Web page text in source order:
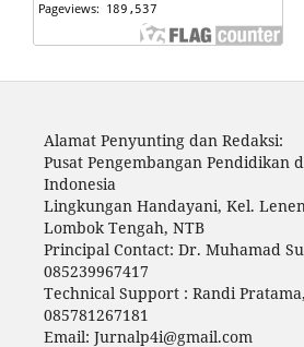
Alamat Penyunting dan Redaksi:
Pusat Pengembangan Pendidikan
Indonesia
Lingkungan Handayani, Kel.
Lombok Tengah, NTB
Principal Contact: Dr. Muhamad
085239967417
Technical Support : Randi
085781267181
Email: Jurnalp4i@gmail.com